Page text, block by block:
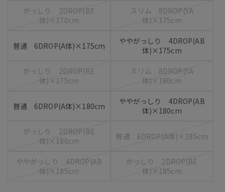
がっしり 2DROP(BE
体)×170cm
スリム 8DROP(YA
体)×175cm
普通 6DROP(A体)×175cm
ややがっしり 4DROP(AB
体)×175cm
がっしり 2DROP(BE
体)×175cm
スリム 8DROP(YA
体)×180cm
普通 6DROP(A体)×180cm
ややがっしり 4DROP(AB
体)×180cm
がっしり 2DROP(BE
体)×180cm
普通 6DROP(A体)×185cm
ややがっしり 4DROP(AB
体)×185cm
がっしり 2DROP(BE
体)×185cm